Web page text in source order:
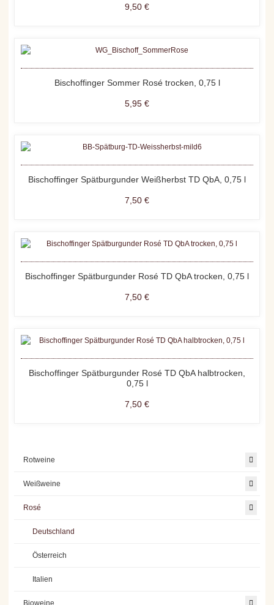
9,50 €
Bischoffinger Sommer Rosé trocken, 0,75 l
5,95 €
Bischoffinger Spätburgunder Weißherbst TD QbA, 0,75 l
7,50 €
Bischoffinger Spätburgunder Rosé TD QbA trocken, 0,75 l
7,50 €
Bischoffinger Spätburgunder Rosé TD QbA halbtrocken,
0,75 l
7,50 €
Rotweine
Weißweine
Rosé
Deutschland
Österreich
Italien